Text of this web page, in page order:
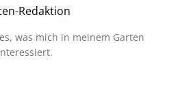
Redaktion
was mich in meinem Garten